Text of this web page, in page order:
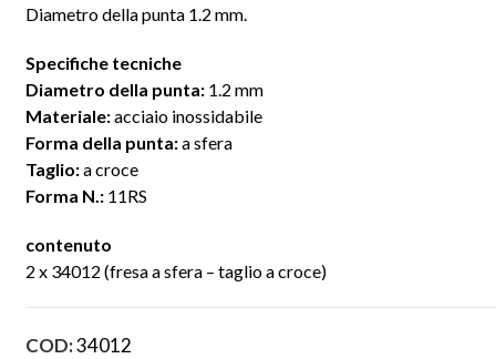
Diametro della punta 1.2 mm.
Specifiche tecniche
Diametro della punta: 1.2 mm
Materiale:acciaio inossidabile
Forma della punta:a sfera
Taglio:a croce
Forma N.: 11RS
contenuto
2 x 34012 (fresa a sfera – taglio a croce)
COD:34012